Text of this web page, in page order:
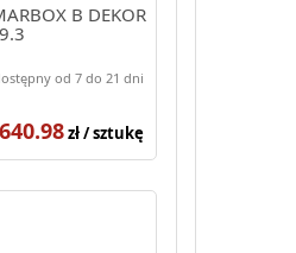
B DEKOR
od 7 do 21 dni
640.98zł / sztukę